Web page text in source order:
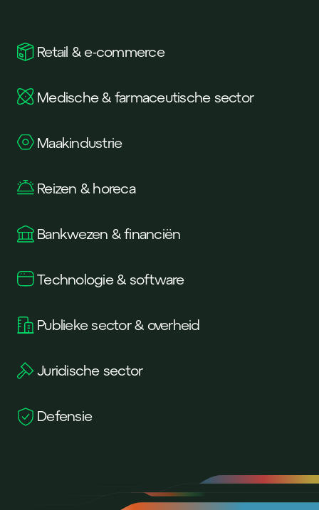
Retail & e-commerce
Medische & farmaceutische sector
Maakindustrie
Reizen & horeca
Bankwezen & financiën
Technologie & software
Publieke sector & overheid
Juridische sector
Defensie